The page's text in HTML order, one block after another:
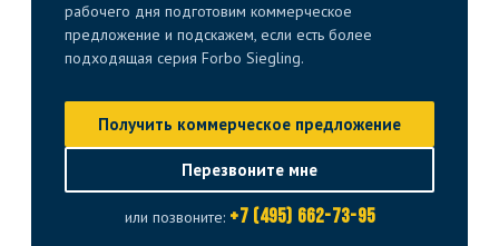
рабочего дня подготовим коммерческое
предложение и подскажем, если есть более
подходящая серия Forbo Siegling.
Получить коммерческое предложение
Перезвоните мне
или позвоните: +7 (495) 662-73-95